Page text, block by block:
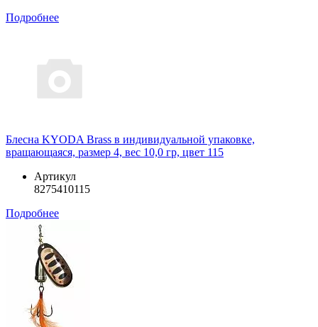
Подробнее
Блесна KYODA Brass в индивидуальной упаковке,
вращающаяся, размер 4, вес 10,0 гр, цвет 115
Артикул
8275410115
Подробнее